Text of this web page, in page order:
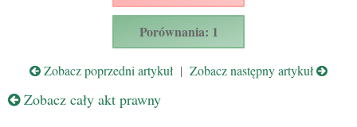
Porównania: 1
Zobacz poprzedni artykuł | Zobacz następny artykuł
Zobacz cały akt prawny